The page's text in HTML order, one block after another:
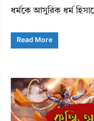
ধর্মকে আসুরিক ধর্ম
Read More